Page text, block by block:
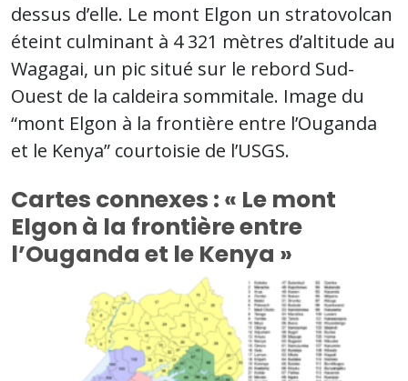
dessus d’elle. Le mont Elgon un stratovolcan
éteint culminant à 4 321 mètres d’altitude au
Wagagai, un pic situé sur le rebord Sud-
Ouest de la caldeira sommitale. Image du
“mont Elgon à la frontière entre l’Ouganda
et le Kenya” courtoisie de l’USGS.
Cartes connexes : « Le mont
Elgon à la frontière entre
l’Ouganda et le Kenya »